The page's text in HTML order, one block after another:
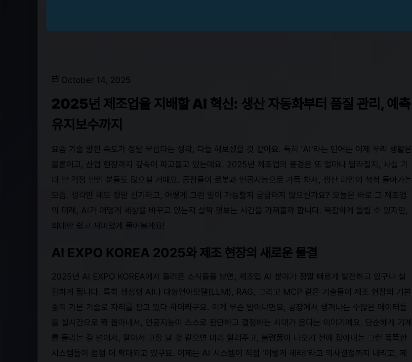
October 14, 2025
2025년 제조업을 지배할 AI 혁신: 생산 자동화부터 품질 관리, 예측
유지보수까지
요즘 기술 발전 속도가 정말 무섭다는 생각, 다들 해보셨을 것 같아요. 특히 'AI'라는 단어는 이제 우리 생활은
물론이고, 산업 현장까지 깊숙이 파고들고 있는데요. 2025년 제조업의 풍경은 또 얼마나 달라질지, 사실 기
대 반 걱정 반인 분들도 많으실 거예요. 공장들이 로봇과 인공지능으로 가득 차서, 생산 라인이 척척 돌아가는
모습. 생각만 해도 정말 신기하고, 어떻게 그런 일이 가능할지 궁금하지 않으신가요? 오늘은 바로 그 제조업
의 미래, AI가 어떻게 세상을 바꾸고 있는지 살짝 엿보는 시간을 가져볼까 합니다. 복잡하게 들릴 수 있지만,
최대한 쉽고 재미있게 풀어볼게요!
AI EXPO KOREA 2025와 제조 현장의 새로운 물결
2025년 AI EXPO KOREA에서 들려온 소식들을 보면, 제조업 AI 분야가 정말 빠르게 발전하고 있구나 실
감하게 됩니다. 특히 생성형 AI나 대형언어모델(LLM), RAG, 그리고 MCP 같은 기술들이 제조 현장의 기본
중의 기본 기술로 자리를 잡고 있다 하더라구요. 이게 무슨 말이냐면요, 공장에서 생겨나는 수많은 데이터들
을 실시간으로 쫙 뽑아내서, 인공지능이 스스로 판단하고 결정하는 시대가 온다는 이야기예요. 단순하게 기계
를 돌리는 걸 넘어서, 알아서 고장 날 것 같으면 미리 알려주고, 불량품이 나오기 전에 잡아내는 그런 똑똑한
시스템들이 점점 더 확대되고 있구요. 이제는 AI 시스템이 직접 '이렇게 해라!'라고 의사결정까지 내리고, 제